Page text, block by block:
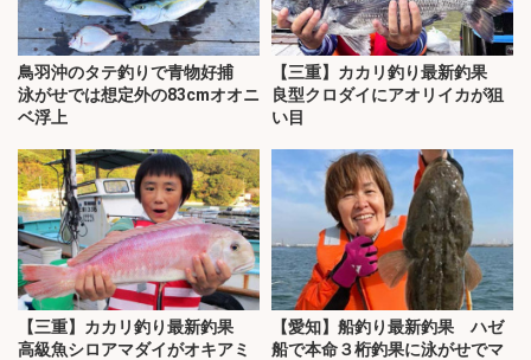
鳥羽沖のタテ釣りで青物好捕
泳がせでは想定外の83cmオオニ
ベ浮上
【三重】カカリ釣り最新釣果
良型クロダイにアオリイカが狙
い目
【三重】カカリ釣り最新釣果
高級魚シロアマダイがオキアミ
【愛知】船釣り最新釣果 ハゼ
船で本命３桁釣果に泳がせでマ